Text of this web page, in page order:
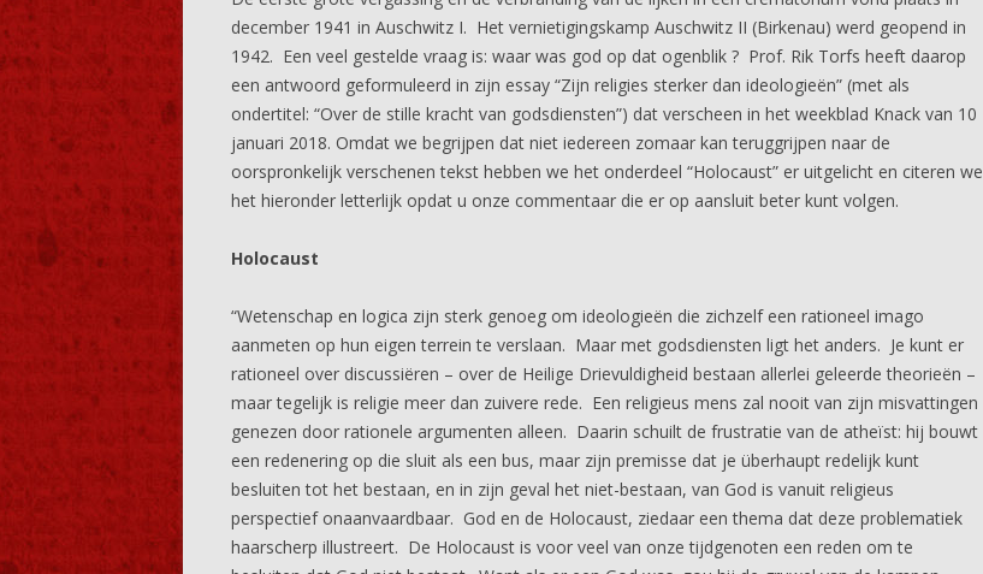
december 1941 in Auschwitz I. Het vernietigingskamp Auschwitz II (Birkenau) werd geopend in
1942. Een veel gestelde vraag is: waar was god op dat ogenblik ? Prof. Rik Torfs heeft daarop
een antwoord geformuleerd in zijn essay “Zijn religies sterker dan ideologieën” (met als
ondertitel: “Over de stille kracht van godsdiensten”) dat verscheen in het weekblad Knack van 10
januari 2018. Omdat we begrijpen dat niet iedereen zomaar kan teruggrijpen naar de
oorspronkelijk verschenen tekst hebben we het onderdeel “Holocaust” er uitgelicht en citeren we
het hieronder letterlijk opdat u onze commentaar die er op aansluit beter kunt volgen.
Holocaust
“Wetenschap en logica zijn sterk genoeg om ideologieën die zichzelf een rationeel imago
aanmeten op hun eigen terrein te verslaan. Maar met godsdiensten ligt het anders. Je kunt er
rationeel over discussiëren – over de Heilige Drievuldigheid bestaan allerlei geleerde theorieën –
maar tegelijk is religie meer dan zuivere rede. Een religieus mens zal nooit van zijn misvattingen
genezen door rationele argumenten alleen. Daarin schuilt de frustratie van de atheïst: hij bouwt
een redenering op die sluit als een bus, maar zijn premisse dat je überhaupt redelijk kunt
besluiten tot het bestaan, en in zijn geval het niet-bestaan, van God is vanuit religieus
perspectief onaanvaardbaar. God en de Holocaust, ziedaar een thema dat deze problematiek
haarscherp illustreert. De Holocaust is voor veel van onze tijdgenoten een reden om te